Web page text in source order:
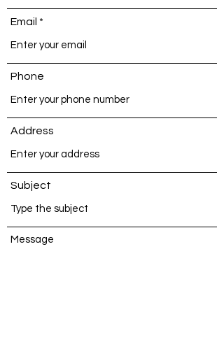
Email
Phone
Address
Subject
Message